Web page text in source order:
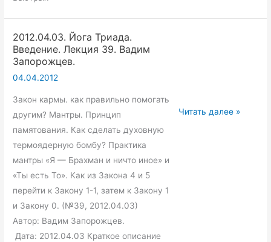
2012.04.03. Йога Триада.
Введение. Лекция 39. Вадим
Запорожцев.
04.04.2012
Закон кармы. как правильно помогать
другим? Мантры. Принцип
памятования. Как сделать духовную
термоядерную бомбу? Практика
мантры «Я — Брахман и ничто иное» и
«Ты есть То». Как из Закона 4 и 5
перейти к Закону 1-1, затем к Закону 1
и Закону 0. (№39, 2012.04.03)
Автор: Вадим Запорожцев.
Дата: 2012.04.03 Краткое описание
2012.04.03.
Читать далее »